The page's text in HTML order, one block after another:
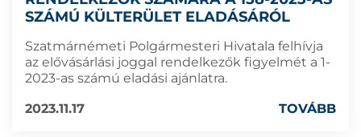
SZÁMÚ KÜLTERÜLET ELADÁSÁRÓL
Szatmárnémeti Polgármesteri Hivatala felhívja
az elővásárlási joggal rendelkezők figyelmét a 1-
2023-as számú eladási ajánlatra.
2023.11.17
TOVÁBB